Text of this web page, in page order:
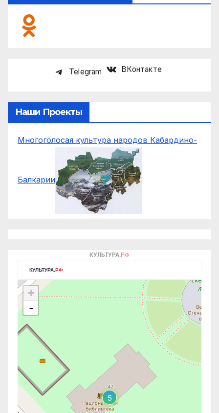
Telegram ВКонтакте
Наши Проекты
Многоголосая культура народов Кабардино-
Балкарии